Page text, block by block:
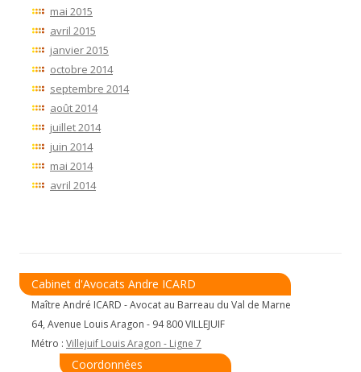
mai 2015
avril 2015
janvier 2015
octobre 2014
septembre 2014
août 2014
juillet 2014
juin 2014
mai 2014
avril 2014
Cabinet d'Avocats Andre ICARD
Maître André ICARD - Avocat au Barreau du Val de Marne
64, Avenue Louis Aragon - 94 800 VILLEJUIF
Métro : Villejuif Louis Aragon - Ligne 7
Coordonnées